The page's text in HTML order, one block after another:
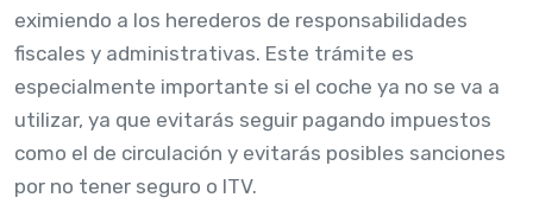
eximiendo a los herederos de responsabilidades
fiscales y administrativas. Este trámite es
especialmente importante si el coche ya no se va a
utilizar, ya que evitarás seguir pagando impuestos
como el de circulación y evitarás posibles sanciones
por no tener seguro o ITV.